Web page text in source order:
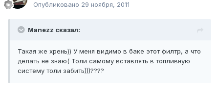
Опубликовано 29 ноября, 2011
Manezz сказал:
Такая же хрень)) У меня видимо в баке этот филтр, а что
делать не знаю( Толи самому вставлять в топливную
систему толи забить)))????